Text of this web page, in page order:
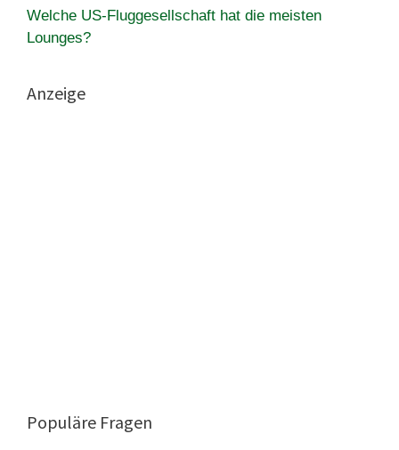
Welche US-Fluggesellschaft hat die meisten
Lounges?
Anzeige
Populäre Fragen